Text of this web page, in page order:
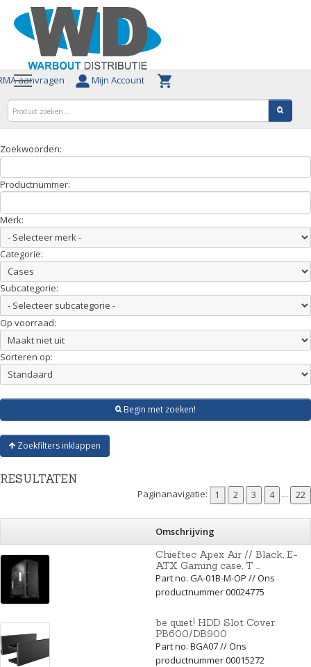
aanvragen Mijn Account
Zoekwoorden:
Productnummer:
Merk:
Categorie:
Subcategorie:
Op voorraad:
Sorteren op:
Begin met zoeken!
Zoekfilters inklappen
RESULTATEN
Paginanavigatie: ...
Omschrijving
Chieftec Apex Air // Black, E-
ATX Gaming case, T ...
Part no. GA-01B-M-OP // Ons
productnummer 00024775
be quiet! HDD Slot Cover
PB600/DB900
Part no. BGA07 // Ons
productnummer 00015272